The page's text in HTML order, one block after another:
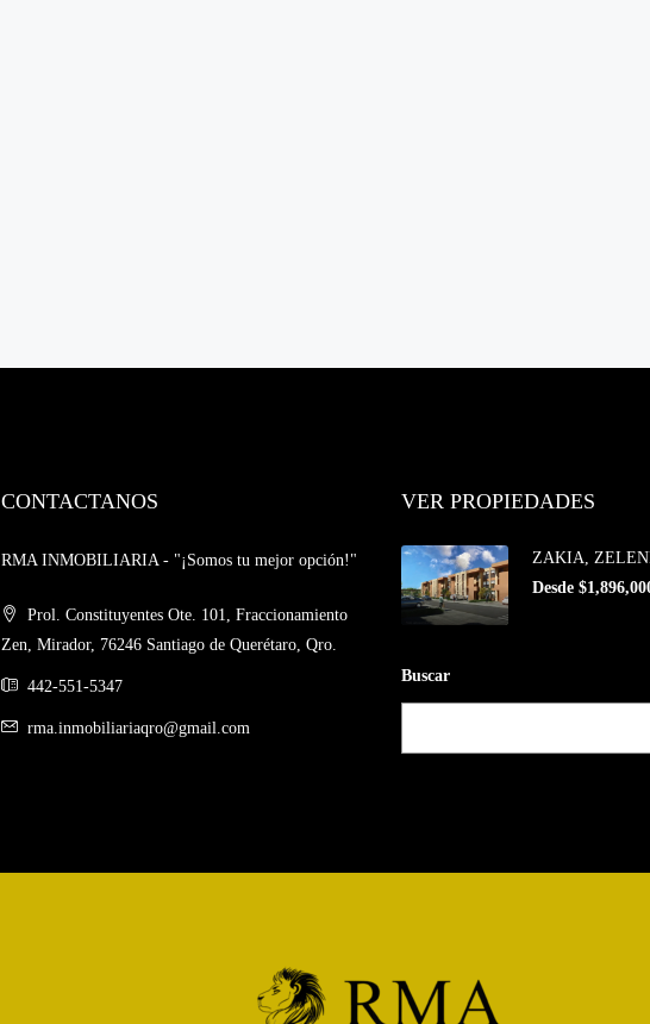
CONTACTANOS
RMA INMOBILIARIA - "¡Somos tu mejor opción!"
Prol. Constituyentes Ote. 101, Fraccionamiento
Zen, Mirador, 76246 Santiago de Querétaro, Qro.
442-551-5347
rma.inmobiliariaqro@gmail.com
VER PROPIEDADES
ZAKIA,
Desde
Buscar